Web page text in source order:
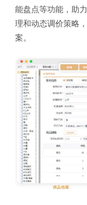
能盘点等功能，助
理和动态调价策略
案。